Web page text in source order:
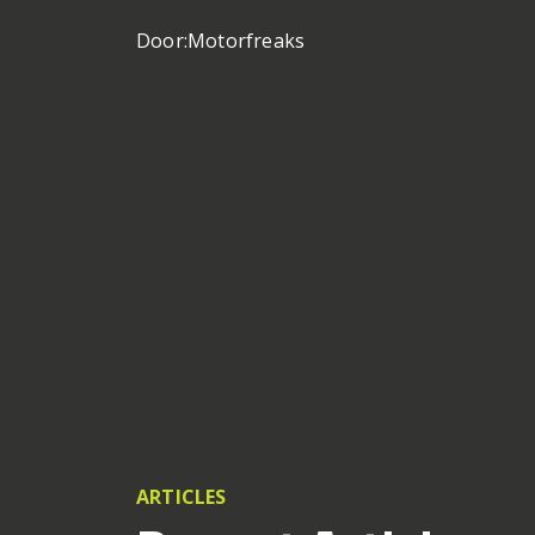
Door:Motorfreaks
ARTICLES